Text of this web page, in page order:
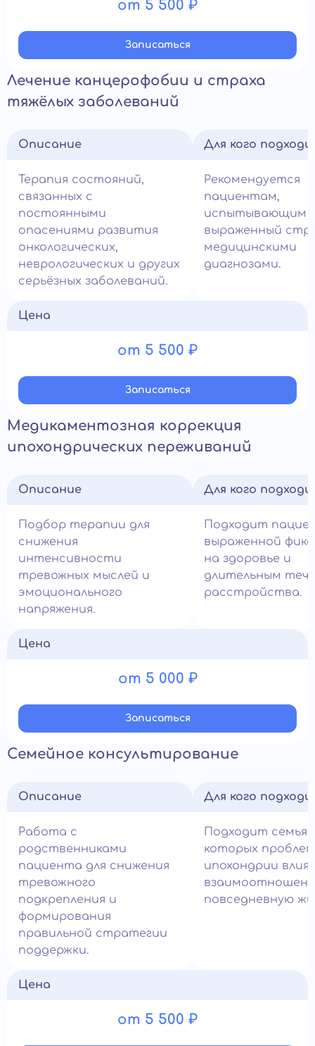
от 5 500 ₽
Записатьcя
Лечение канцерофобии и страха
тяжёлых заболеваний
Описание
Терапия состояний,
связанных с
постоянными
опасениями развития
онкологических,
неврологических и других
серьёзных заболеваний.
Для кого
Рекомендуется
пациентам,
испытывающим
выраженный
медицинскими
диагнозами.
Цена
от 5 500 ₽
Записатьcя
Медикаментозная коррекция
ипохондрических переживаний
Описание
Подбор терапии для
снижения
интенсивности
тревожных мыслей и
эмоционального
напряжения.
Для кого
Подходит
выраженной
на здоровье и
длительным
расстройства.
Цена
от 5 000 ₽
Записатьcя
Семейное консультирование
Описание
Работа с
родственниками
пациента для снижения
тревожного
подкрепления и
формирования
правильной стратегии
поддержки.
Для кого
Подходит
которых
ипохондрии
повседневную
Цена
от 5 500 ₽